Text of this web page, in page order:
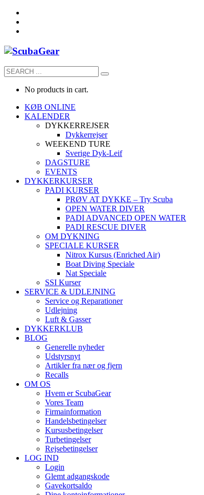
No products in cart.
KØB ONLINE
KALENDER
DYKKERREJSER
Dykkerrejser
WEEKEND TURE
Sverige Dyk-Leif
DAGSTURE
EVENTS
DYKKERKURSER
PADI KURSER
PRØV AT DYKKE – Try Scuba
OPEN WATER DIVER
PADI ADVANCED OPEN WATER
PADI RESCUE DIVER
OM DYKNING
SPECIALE KURSER
Nitrox Kursus (Enriched Air)
Boat Diving Speciale
Nat Speciale
SSI Kurser
SERVICE & UDLEJNING
Service og Reparationer
Udlejning
Luft & Gasser
DYKKERKLUB
BLOG
Generelle nyheder
Udstyrsnyt
Artikler fra nær og fjern
Recalls
OM OS
Hvem er ScubaGear
Vores Team
Firmainformation
Handelsbetingelser
Kursusbetingelser
Turbetingelser
Rejsebetingelser
LOG IND
Login
Glemt adgangskode
Gavekortsaldo